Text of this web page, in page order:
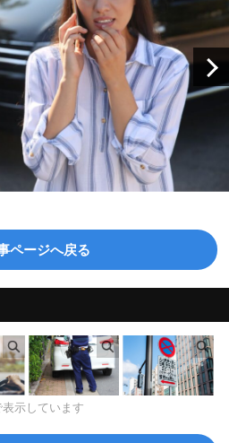
ページへ戻る
表示しています